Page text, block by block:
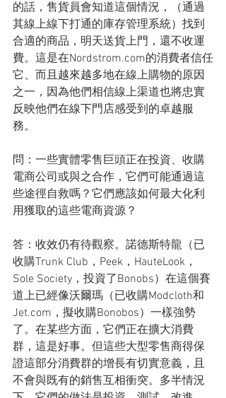
的話，售貨員會知道這個情況，（通過
其線上線下打通的庫存管理系統）找到
合適的商品，明天送貨上門，還不收運
費。這是在Nordstrom.com的消費者信任
它、而且越來越多地在線上購物的原因
之一，因為他們相信線上渠道也將忠實
反映他們在線下門店感受到的卓越服
務。
問：一些實體零售巨頭正在投資、收購
電商公司或與之合作，它們可能通過這
些途徑自救嗎？它們應該如何最大化利
用獲取的這些電商資源？
答：收效仍有待觀察。諾德斯特龍（已
收購Trunk Club，Peek，HauteLook，
Sole Society，投資了Bonobs）在這個賽
道上已經像沃爾瑪（已收購Modcloth和
Jet.com，擬收購Bonobos）一樣強勢
了。在某些方面，它們正在擴大消費
群，這是好事。但這些大型零售商得保
證這部分消費群的增長有切實意義，且
不會與既有的銷售互相衝突。多半情況